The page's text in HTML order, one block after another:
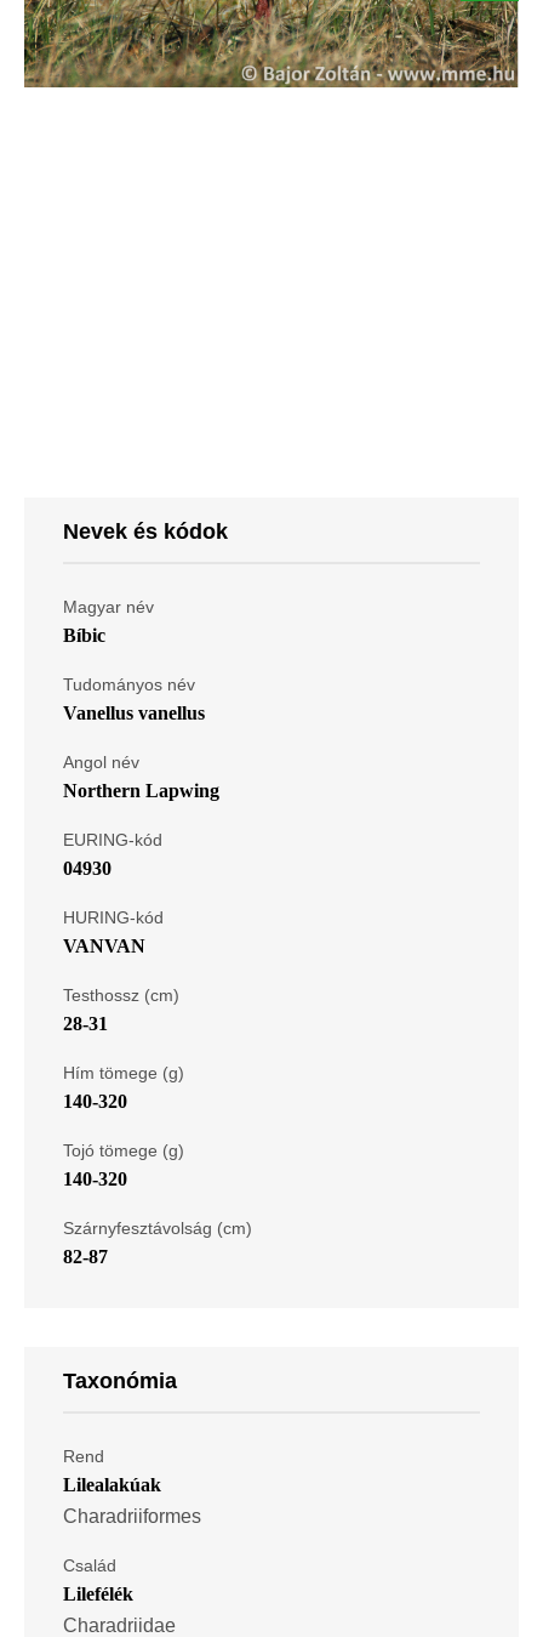
Nevek és kódok
Magyar név
Bíbic
Tudományos név
Vanellus vanellus
Angol név
Northern Lapwing
EURING-kód
04930
HURING-kód
VANVAN
Testhossz (cm)
28-31
Hím tömege (g)
140-320
Tojó tömege (g)
140-320
Szárnyfesztávolság (cm)
82-87
Taxonómia
Rend
Lilealakúak
Charadriiformes
Család
Lilefélék
Charadriidae